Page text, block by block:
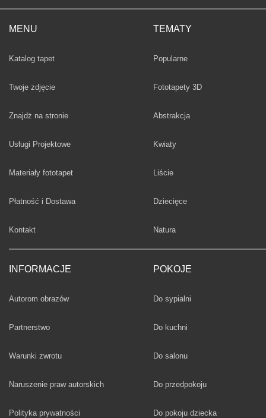
MENU
Katalog tapet
Twoje zdjęcie
Znajdż na stronie
Usługi Projektowe
Materiały fototapet
Płatność i Dostawa
Kontakt
INFORMACJE
Autorom obrazów
Partnerstwo
Warunki zwrotu
Naruszenie praw autorskich
Polityka prywatności
TEMATY
Fototapety
Popularne
Fototapety 3D
Fototapety
Abstrakcja
Fototapety
Kwiaty
Fototapety
Liście
Fototapety
Dziecięce
Fototapety
Natura
POKOJE
Fototapety
Do sypialni
Fototapety
Do kuchni
Fototapety
Do salonu
Fototapety
Do przedpokoju
Fototapety
Do pokoju dziecka